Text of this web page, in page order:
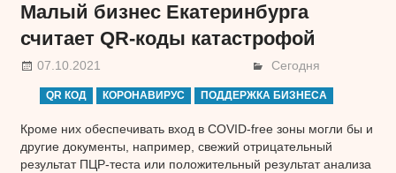
Малый бизнес Екатеринбурга
считает QR-коды катастрофой
07.10.2021 Сегодня
QR КОД КОРОНАВИРУС ПОДДЕРЖКА БИЗНЕСА
Кроме них обеспечивать вход в COVID-free зоны могли бы и
другие документы, например, свежий отрицательный
результат ПЦР-теста или положительный результат анализа